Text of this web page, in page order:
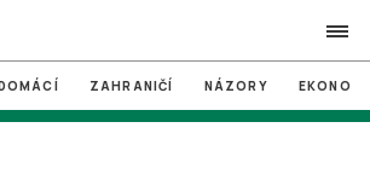
search
ZAHRANIČÍ NÁZORY